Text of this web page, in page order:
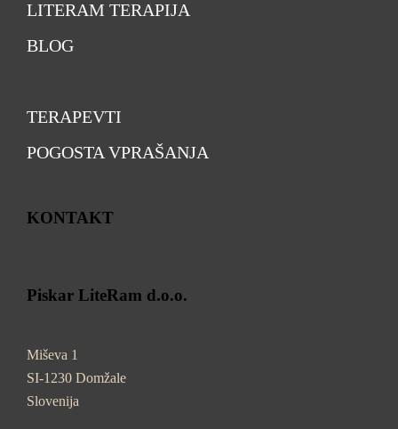
LITERAM TERAPIJA
BLOG
TERAPEVTI
POGOSTA VPRAŠANJA
KONTAKT
Piskar LiteRam d.o.o.
Miševa 1
SI-1230 Domžale
Slovenija